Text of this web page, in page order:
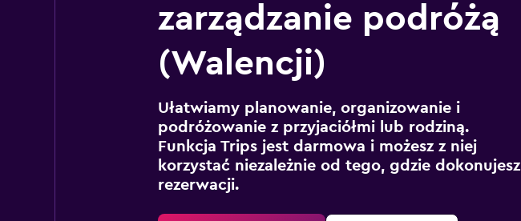
zarządzanie podróżą
(Walencji)
Ułatwiamy planowanie, organizowanie i
podróżowanie z przyjaciółmi lub rodziną.
Funkcja Trips jest darmowa i możesz z niej
korzystać niezależnie od tego, gdzie dokonujesz
rezerwacji.